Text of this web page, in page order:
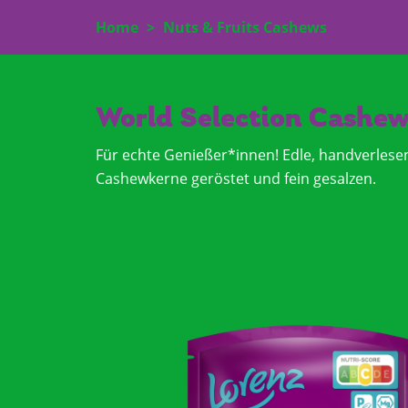
Home Nuts & Fruits Cashews
World Selection
Für echte Genießer*innen! Edle,
Cashewkerne geröstet und fein gesalzen.